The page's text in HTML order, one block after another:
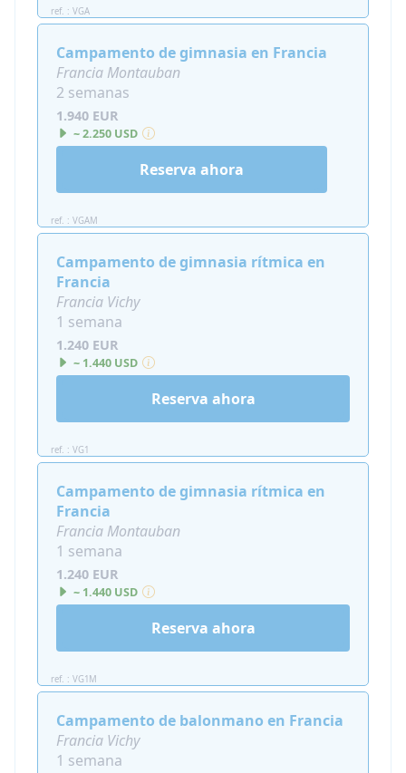
ref. : VGA
Campamento de gimnasia en Francia
Francia Montauban
2 semanas
1.940 EUR
~ 2.250 USD
ref. : VGAM
Reserva ahora
Campamento de gimnasia rítmica en
Francia
Francia Vichy
1 semana
1.240 EUR
~ 1.440 USD
ref. : VG1
Reserva ahora
Campamento de gimnasia rítmica en
Francia
Francia Montauban
1 semana
1.240 EUR
~ 1.440 USD
ref. : VG1M
Reserva ahora
Campamento de balonmano en Francia
Francia Vichy
1 semana